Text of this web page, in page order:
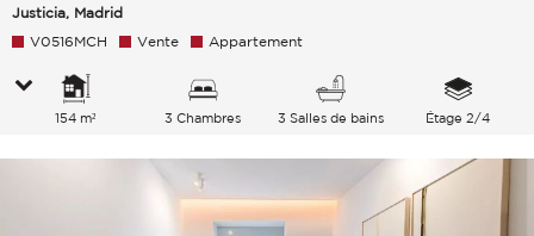
Justicia, Madrid
V0516MCH
Vente Appartement
154 m² 3 Chambres 3 Salles de bains Étage 2/4